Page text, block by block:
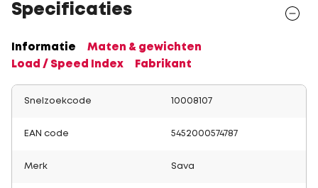
Specificaties
Informatie
Maten & gewichten
Load / Speed Index
Fabrikant
Snelzoekcode 10008107
EAN code 5452000574787
Merk Sava